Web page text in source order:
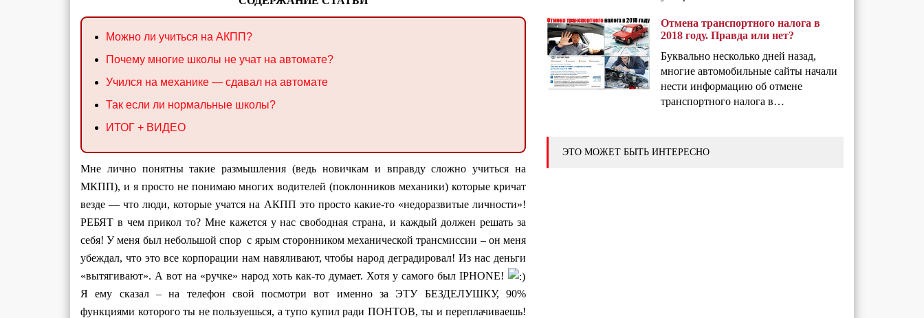
Можно ли учиться на АКПП?
Почему многие школы не учат на автомате?
Учился на механике — сдавал на автомате
Так если ли нормальные школы?
ИТОГ + ВИДЕО
Мне лично понятны такие размышления (ведь новичкам и вправду сложно учиться на
МКПП), и я просто не понимаю многих водителей (поклонников механики) которые кричат
везде — что люди, которые учатся на АКПП это просто какие-то «недоразвитые личности»!
РЕБЯТ в чем прикол то? Мне кажется у нас свободная страна, и каждый должен решать за
себя! У меня был небольшой спор с ярым сторонником механической трансмиссии – он меня
убеждал, что это все корпорации нам навяливают, чтобы народ деградировал! Из нас деньги
«вытягивают». А вот на «ручке» народ хоть как-то думает. Хотя у самого был IPHONE!
Я ему сказал – на телефон свой посмотри вот именно за ЭТУ БЕЗДЕЛУШКУ, 90%
функциями которого ты не пользуешься, а тупо купил ради ПОНТОВ, ты и переплачиваешь!
Отмена транспортного налога в
2018 году. Правда или нет?
Буквально несколько дней назад,
многие автомобильные сайты начали
нести информацию об отмене
транспортного налога в…
ЭТО МОЖЕТ БЫТЬ ИНТЕРЕСНО